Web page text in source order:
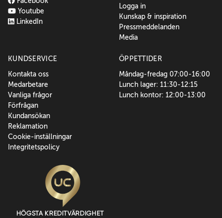
Youtube
LinkedIn
Logga in
Kunskap & inspiration
Pressmeddelanden
Media
KUNDSERVICE
Kontakta oss
Medarbetare
Vanliga frågor
Förfrågan
Kundansökan
Reklamation
Cookie-inställningar
Integritetspolicy
ÖPPETTIDER
Måndag-fredag 07:00-16:00
Lunch lager: 11:30-12:15
Lunch kontor: 12:00-13:00